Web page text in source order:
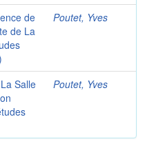
de
de La
Poutet, Yves
Salle
Poutet, Yves